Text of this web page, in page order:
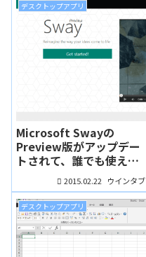
デスクトップアプリ
Microsoft Swayの
Preview版がアップデー
トされて、誰でも使える
ようになったよ
2015.02.22 ウインタブ
デスクトップアプリ